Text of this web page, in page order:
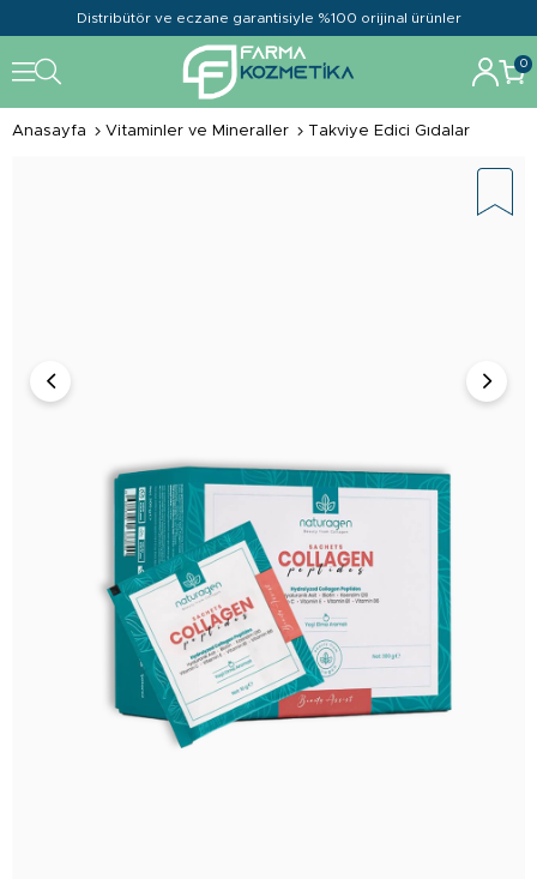
Distribütör ve eczane garantisiyle %100 orijinal ürünler
0
Anasayfa Vitaminler ve Mineraller Takviye Edici Gıdalar